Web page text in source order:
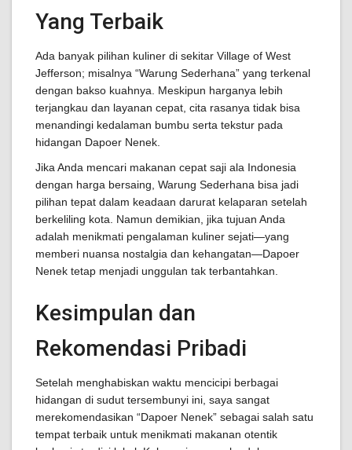
Yang Terbaik
Ada banyak pilihan kuliner di sekitar Village of West
Jefferson; misalnya “Warung Sederhana” yang terkenal
dengan bakso kuahnya. Meskipun harganya lebih
terjangkau dan layanan cepat, cita rasanya tidak bisa
menandingi kedalaman bumbu serta tekstur pada
hidangan Dapoer Nenek.
Jika Anda mencari makanan cepat saji ala Indonesia
dengan harga bersaing, Warung Sederhana bisa jadi
pilihan tepat dalam keadaan darurat kelaparan setelah
berkeliling kota. Namun demikian, jika tujuan Anda
adalah menikmati pengalaman kuliner sejati—yang
memberi nuansa nostalgia dan kehangatan—Dapoer
Nenek tetap menjadi unggulan tak terbantahkan.
Kesimpulan dan
Rekomendasi Pribadi
Setelah menghabiskan waktu mencicipi berbagai
hidangan di sudut tersembunyi ini, saya sangat
merekomendasikan “Dapoer Nenek” sebagai salah satu
tempat terbaik untuk menikmati makanan otentik